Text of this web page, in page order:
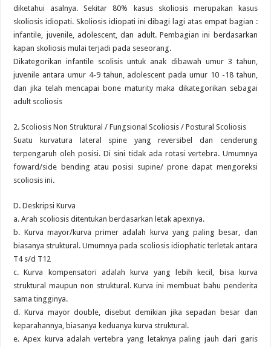
diketahui asalnya. Sekitar 80% kasus skoliosis merupakan kasus
skoliosis idiopati. Skoliosis idiopati ini dibagi lagi atas empat bagian :
infantile, juvenile, adolescent, dan adult. Pembagian ini berdasarkan
kapan skoliosis mulai terjadi pada seseorang.
Dikategorikan infantile scolisis untuk anak dibawah umur 3 tahun,
juvenile antara umur 4-9 tahun, adolescent pada umur 10 -18 tahun,
dan jika telah mencapai bone maturity maka dikategorikan sebagai
adult scoliosis
2. Scoliosis Non Struktural / Fungsional Scoliosis / Postural Scoliosis
Suatu kurvatura lateral spine yang reversibel dan cenderung
terpengaruh oleh posisi. Di sini tidak ada rotasi vertebra. Umumnya
foward/side bending atau posisi supine/ prone dapat mengoreksi
scoliosis ini.
D. Deskripsi Kurva
a. Arah scoliosis ditentukan berdasarkan letak apexnya.
b. Kurva mayor/kurva primer adalah kurva yang paling besar, dan
biasanya struktural. Umumnya pada scoliosis idiophatic terletak antara
T4 s/d T12
c. Kurva kompensatori adalah kurva yang lebih kecil, bisa kurva
struktural maupun non struktural. Kurva ini membuat bahu penderita
sama tingginya.
d. Kurva mayor double, disebut demikian jika sepadan besar dan
keparahannya, biasanya keduanya kurva struktural.
e. Apex kurva adalah vertebra yang letaknya paling jauh dari garis